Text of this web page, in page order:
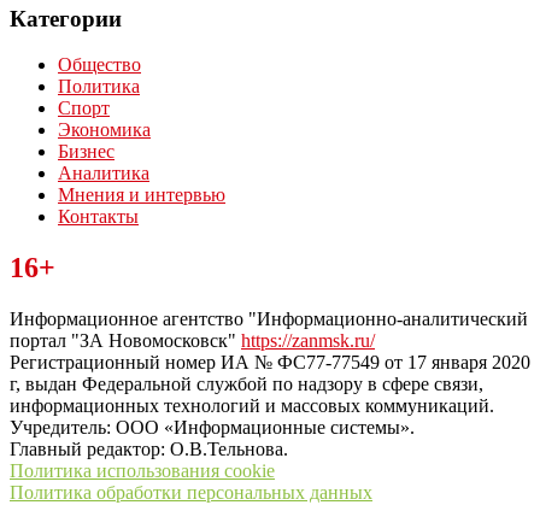
Категории
Общество
Политика
Спорт
Экономика
Бизнес
Аналитика
Мнения и интервью
Контакты
Читайте последние новости дня в Тульской области на сайте
“ЗаНовомосковск”
16+
Информационное агентство "Информационно-аналитический
портал "ЗА Новомосковск" https://zanmsk.ru/
Регистрационный номер ИА № ФС77-77549 от 17 января 2020
г, выдан Федеральной службой по надзору в сфере связи,
информационных технологий и массовых коммуникаций.
Учредитель: ООО «Информационные системы».
Главный редактор: О.В.Тельнова.
Политика использования cookie
Политика обработки персональных данных